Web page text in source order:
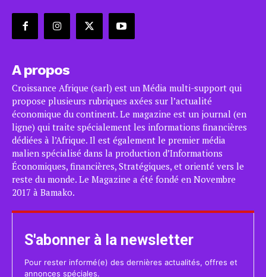
A propos
Croissance Afrique (sarl) est un Média multi-support qui
propose plusieurs rubriques axées sur l’actualité
économique du continent. Le magazine est un journal (en
ligne) qui traite spécialement les informations financières
dédiées à l’Afrique. Il est également le premier média
malien spécialisé dans la production d’Informations
Économiques, financières, Stratégiques, et orienté vers le
reste du monde. Le Magazine a été fondé en Novembre
2017 à Bamako.
S'abonner à la newsletter
Pour rester informé(e) des dernières actualités, offres et
annonces spéciales.